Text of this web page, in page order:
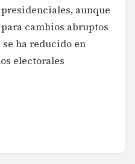
aunque
cambios abruptos
ha reducido en
electorales